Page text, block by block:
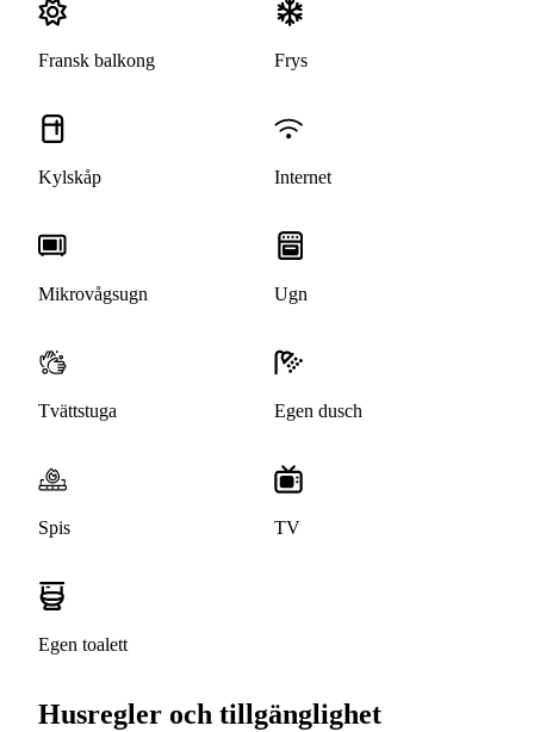
Fransk balkong Frys
Kylskåp Internet
Mikrovågsugn Ugn
Tvättstuga Egen dusch
Spis TV
Egen toalett
Husregler och tillgänglighet